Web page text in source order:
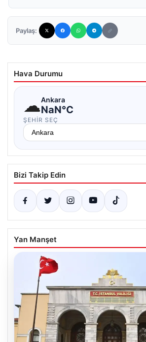
Paylaş:
Hava Durumu
☁Ankara
NaN°C
ŞEHIR SEÇ
Bizi Takip Edin
Yan Manşet